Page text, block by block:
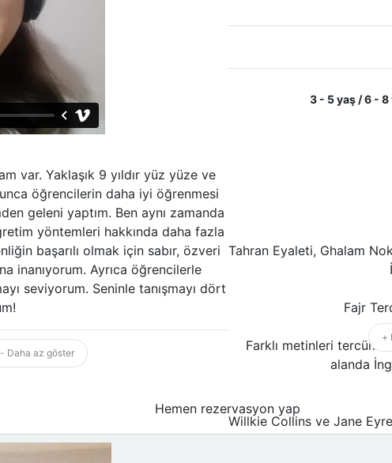
3 - 5 yaş / 6 - 8
var. Yaklaşık 9 yıldır yüz yüze ve
öğrencilerin daha iyi öğrenmesi
geleni yaptım. Ben aynı zamanda
yöntemleri hakkında daha fazla
başarılı olmak için sabır, özveri
inanıyorum. Ayrıca öğrencilerle
seviyorum. Seninle tanışmayı dört
- Daha az göster
Tahran Eyaleti, Ghalam
Fajr
Farklı metinleri
alanda
Willkie Collins ve Jane
+
Hemen rezervasyon yap